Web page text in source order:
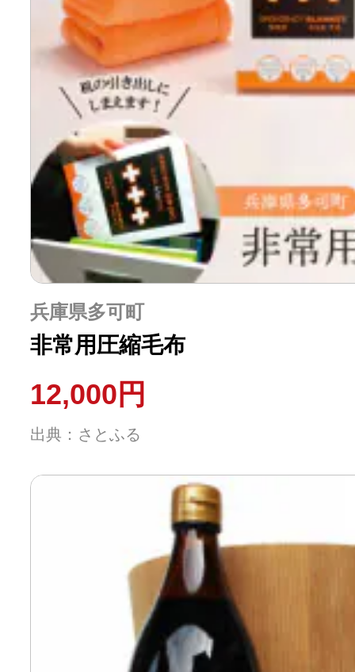
兵庫県多可町
非常用圧縮毛布
12,000円
出典：さとふる